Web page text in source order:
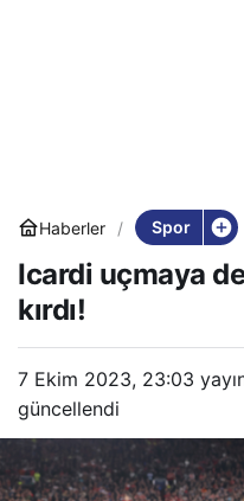
Haberler Spor
Icardi uçmaya
kırdı!
7 Ekim 2023, 23:03
güncellendi